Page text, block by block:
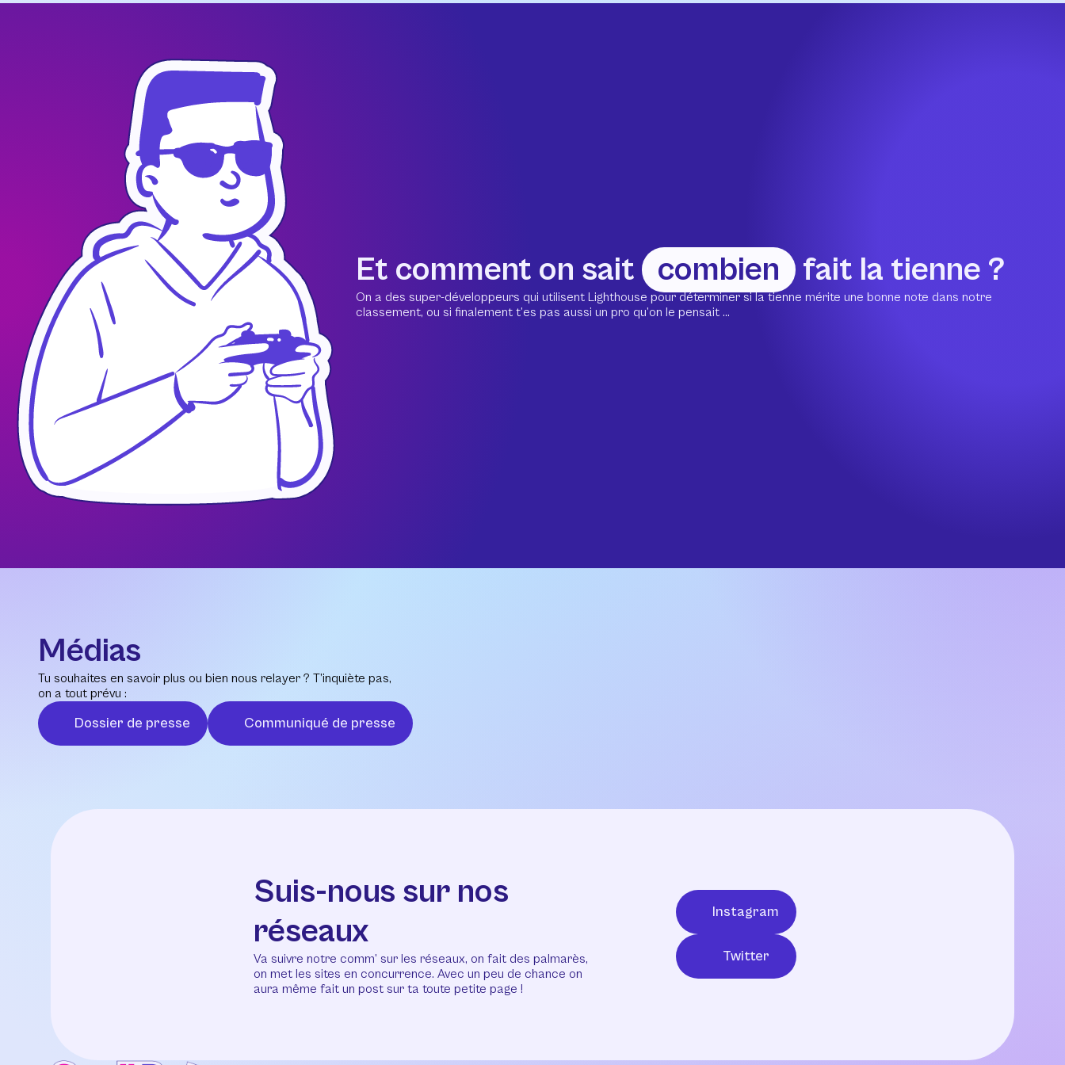
Et comment on sait combien fait la tienne ?
On a des super-développeurs qui utilisent Lighthouse pour déterminer si la tienne mérite une bonne note dans notre
classement, ou si finalement t’es pas aussi un pro qu’on le pensait ...
Médias
Tu souhaites en savoir plus ou bien nous relayer ? T’inquiète pas,
on a tout prévu :
Dossier de presse Communiqué de presse
Suis-nous sur nos
réseaux
Va suivre notre comm’ sur les réseaux, on fait des palmarès,
on met les sites en concurrence. Avec un peu de chance on
aura même fait un post sur ta toute petite page !
Instagram
Twitter